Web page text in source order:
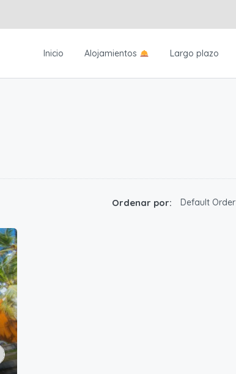
Inicio Alojamientos Largo plazo
Ordenar por: Default Order